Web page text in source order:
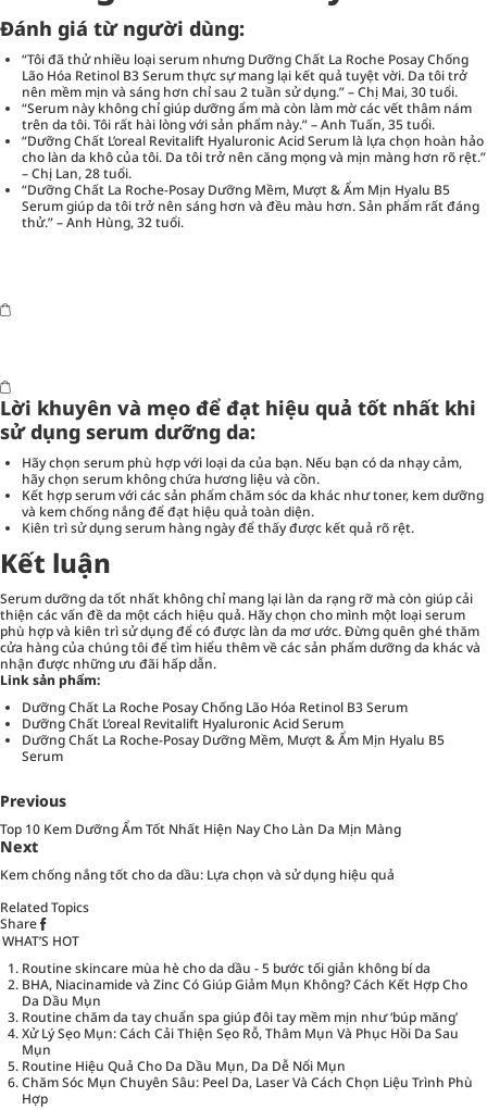
Đánh giá từ người dùng:
“Tôi đã thử nhiều loại serum nhưng Dưỡng Chất La Roche Posay Chống
Lão Hóa Retinol B3 Serum thực sự mang lại kết quả tuyệt vời. Da tôi trở
nên mềm mịn và sáng hơn chỉ sau 2 tuần sử dụng.” – Chị Mai, 30 tuổi.
“Serum này không chỉ giúp dưỡng ẩm mà còn làm mờ các vết thâm nám
trên da tôi. Tôi rất hài lòng với sản phẩm này.” – Anh Tuấn, 35 tuổi.
“Dưỡng Chất L’oreal Revitalift Hyaluronic Acid Serum là lựa chọn hoàn hảo
cho làn da khô của tôi. Da tôi trở nên căng mọng và mịn màng hơn rõ rệt.”
– Chị Lan, 28 tuổi.
“Dưỡng Chất La Roche-Posay Dưỡng Mềm, Mượt & Ẩm Mịn Hyalu B5
Serum giúp da tôi trở nên sáng hơn và đều màu hơn. Sản phẩm rất đáng
thử.” – Anh Hùng, 32 tuổi.
Lời khuyên và mẹo để đạt hiệu quả tốt nhất khi
sử dụng serum dưỡng da:
Hãy chọn serum phù hợp với loại da của bạn. Nếu bạn có da nhạy cảm,
hãy chọn serum không chứa hương liệu và cồn.
Kết hợp serum với các sản phẩm chăm sóc da khác như toner, kem dưỡng
và kem chống nắng để đạt hiệu quả toàn diện.
Kiên trì sử dụng serum hàng ngày để thấy được kết quả rõ rệt.
Kết luận
Serum dưỡng da tốt nhất không chỉ mang lại làn da rạng rỡ mà còn giúp cải
thiện các vấn đề da một cách hiệu quả. Hãy chọn cho mình một loại serum
phù hợp và kiên trì sử dụng để có được làn da mơ ước. Đừng quên ghé thăm
cửa hàng của chúng tôi để tìm hiểu thêm về các sản phẩm dưỡng da khác và
nhận được những ưu đãi hấp dẫn.
Link sản phẩm:
Dưỡng Chất La Roche Posay Chống Lão Hóa Retinol B3 Serum
Dưỡng Chất L’oreal Revitalift Hyaluronic Acid Serum
Dưỡng Chất La Roche-Posay Dưỡng Mềm, Mượt & Ẩm Mịn Hyalu B5
Serum
Previous
Top 10 Kem Dưỡng Ẩm Tốt Nhất Hiện Nay Cho Làn Da Mịn Màng
Next
Kem chống nắng tốt cho da dầu: Lựa chọn và sử dụng hiệu quả
Related Topics
Share
WHAT’S HOT
Routine skincare mùa hè cho da dầu - 5 bước tối giản không bí da
BHA, Niacinamide và Zinc Có Giúp Giảm Mụn Không? Cách Kết Hợp Cho
Da Dầu Mụn
Routine chăm da tay chuẩn spa giúp đôi tay mềm mịn như ‘búp măng’
Xử Lý Sẹo Mụn: Cách Cải Thiện Sẹo Rỗ, Thâm Mụn Và Phục Hồi Da Sau
Mụn
Routine Hiệu Quả Cho Da Dầu Mụn, Da Dễ Nổi Mụn
Chăm Sóc Mụn Chuyên Sâu: Peel Da, Laser Và Cách Chọn Liệu Trình Phù
Hợp